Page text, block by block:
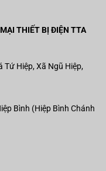
THIẾT BỊ ĐIỆN TTA
Tứ Hiệp, Xã Ngũ Hiệp,
Bình (Hiệp Bình Chánh